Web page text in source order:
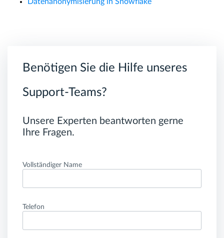
Datenanonymisierung in Snowflake
Benötigen Sie die Hilfe unseres
Support-Teams?
Unsere Experten beantworten gerne
Ihre Fragen.
Vollständiger Name
Telefon